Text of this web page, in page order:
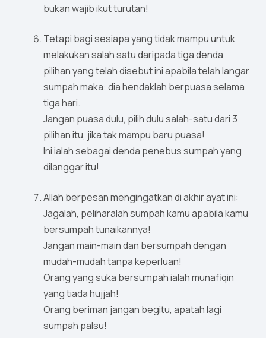
bukan wajib ikut turutan!
Tetapi bagi sesiapa yang tidak mampu untuk
melakukan salah satu daripada tiga denda
pilihan yang telah disebut ini apabila telah langar
sumpah maka: dia hendaklah berpuasa selama
tiga hari.
Jangan puasa dulu, pilih dulu salah-satu dari 3
pilihan itu, jika tak mampu baru puasa!
Ini ialah sebagai denda penebus sumpah yang
dilanggar itu!
Allah berpesan mengingatkan di akhir ayat ini:
Jagalah, peliharalah sumpah kamu apabila kamu
bersumpah tunaikannya!
Jangan main-main dan bersumpah dengan
mudah-mudah tanpa keperluan!
Orang yang suka bersumpah ialah munafiqin
yang tiada hujjah!
Orang beriman jangan begitu, apatah lagi
sumpah palsu!